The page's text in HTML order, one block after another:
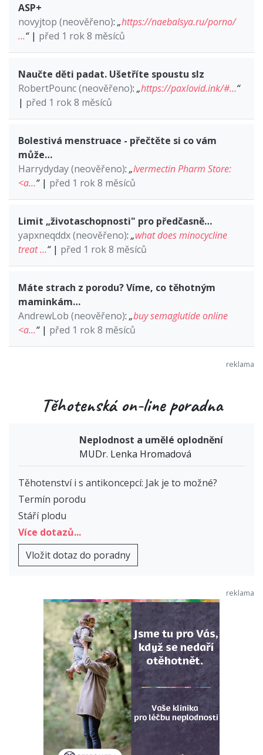
ASP+
novyjtop (neověřeno): „https://naebalsya.ru/porno/
…“| před 1 rok 8 měsíců
Naučte děti padat. Ušetříte spoustu slz
RobertPounc (neověřeno): „https://paxlovid.ink/#…“
| před 1 rok 8 měsíců
Bolestivá menstruace - přečtěte si co vám
může…
Harrydyday (neověřeno): „Ivermectin Pharm Store:
<a…“| před 1 rok 8 měsíců
Limit „životaschopnosti" pro předčasně…
yapxneqddx (neověřeno): „what does minocycline
treat …“| před 1 rok 8 měsíců
Máte strach z porodu? Víme, co těhotným
maminkám…
AndrewLob (neověřeno): „buy semaglutide online
<a…“| před 1 rok 8 měsíců
Těhotenská on-line poradna
Neplodnost a umělé oplodnění
MUDr. Lenka Hromadová
Těhotenství i s antikoncepcí: Jak je to možné?
Termín porodu
Stáří plodu
Více dotazů...
Vložit dotaz do poradny